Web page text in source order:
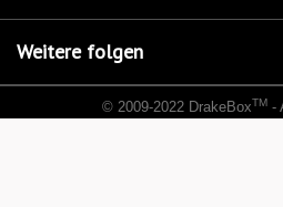
Weitere folgen
© 2009-2022 DrakeBoxTM-